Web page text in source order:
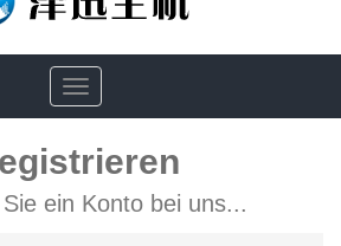
Toggle
navigation
ein Konto bei uns...